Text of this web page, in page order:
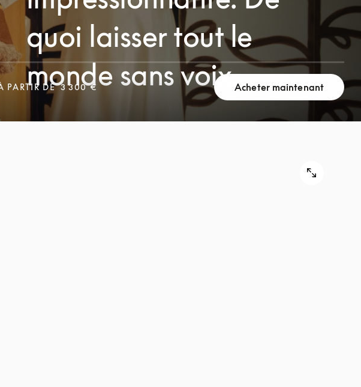
quoi laisser tout le
monde sans voix.
PARTIR DE 3 300 € Acheter maintenant